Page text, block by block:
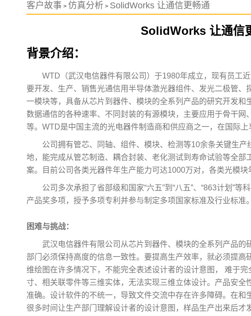
客户故事 > 仿真分析 > SolidWorks 让通信更畅通
SolidWorks 让通信
背景介绍：
WTD（武汉电信器件有限公司）于1980年成立，现有员工
要开发、生产、销售光通信用半导体激光器组件、发光二极管、
一模块等，具备从芯片到器件、模块的全系列产品的研究开发和
数据通信的各种速率、不同封装的有源模块，主要应用于骨干网
等。WTD是中国主流的光电器件制造商和供应商之一，在国际上
公司拥有管芯、同轴、组件、模块、检测等10余条关键生
地，能完成从管芯制造、耦合封装、老化测试到寿命试验等全部
案。目前公司各类光器件年生产能力可达1000万对，各类光模块
公司多次承担了省部级和国家“六五”到“八五”、“863计划”
产品奖多项，授予多项专利并参与制定多项国家标准及行业标准。
困难与挑战：
武汉电信器件有限公司从芯片到器件、模块的全系列产品的
部门必须保持高度的信息一致性。要提高生产效率，就必须提高
维绘图在许多情况下，不能完全表述设计者的设计意图， 难于
寸、相关联零件等三维实体，无法实现三维立体设计。产品安全
准确。设计软件的不统一，导致文件交流中存在许多障碍。在和
很多时间让生产部门理解设计者的设计意图，样品生产出来后才